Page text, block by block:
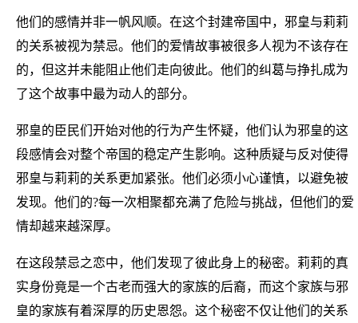
他们的感情并非一帆风顺。在这个封建帝国中，邪皇与莉莉
的关系被视为禁忌。他们的爱情故事被很多人视为不该存在
的，但这并未能阻止他们走向彼此。他们的纠葛与挣扎成为
了这个故事中最为动人的部分。
邪皇的臣民们开始对他的行为产生怀疑，他们认为邪皇的这
段感情会对整个帝国的稳定产生影响。这种质疑与反对使得
邪皇与莉莉的关系更加紧张。他们必须小心谨慎，以避免被
发现。他们的?每一次相聚都充满了危险与挑战，但他们的爱
情却越来越深厚。
在这段禁忌之恋中，他们发现了彼此身上的秘密。莉莉的真
实身份竟是一个古老而强大的家族的后裔，而这个家族与邪
皇的家族有着深厚的历史恩怨。这个秘密不仅让他们的关系